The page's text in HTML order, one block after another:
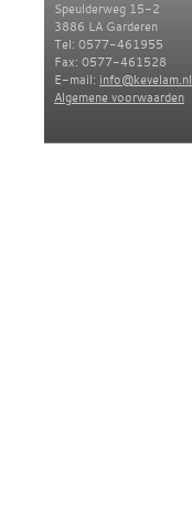
Speulderweg 15-2
3886 LA Garderen
Tel: 0577-461955
Fax: 0577-461528
E-mail: info@kevelam.nl
Algemene voorwaarden